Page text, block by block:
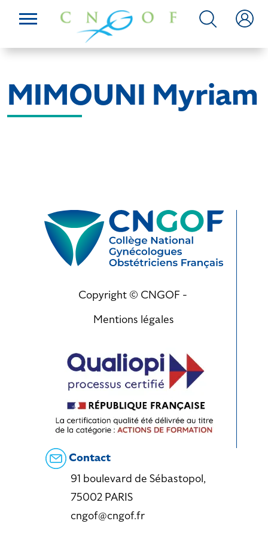
MIMOUNI Myriam
Copyright © CNGOF -
Mentions légales
Contact
91 boulevard de Sébastopol,
75002 PARIS
cngof@cngof.fr